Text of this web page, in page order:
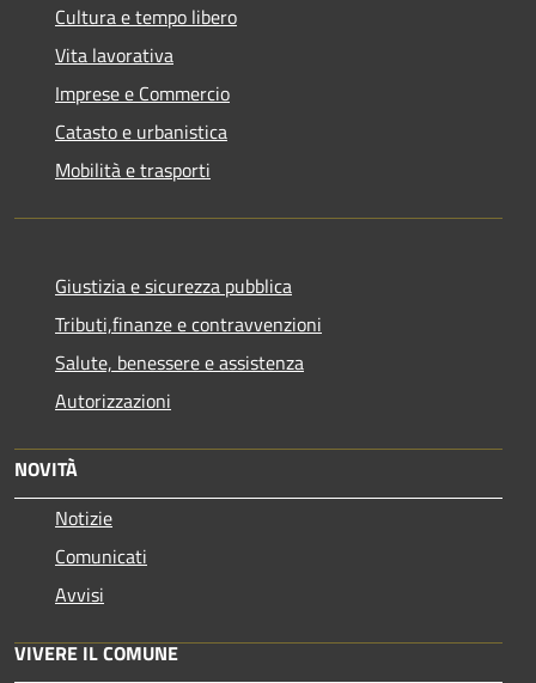
Cultura e tempo libero
Vita lavorativa
Imprese e Commercio
Catasto e urbanistica
Mobilità e trasporti
Giustizia e sicurezza pubblica
Tributi,finanze e contravvenzioni
Salute, benessere e assistenza
Autorizzazioni
NOVITÀ
Notizie
Comunicati
Avvisi
VIVERE IL COMUNE